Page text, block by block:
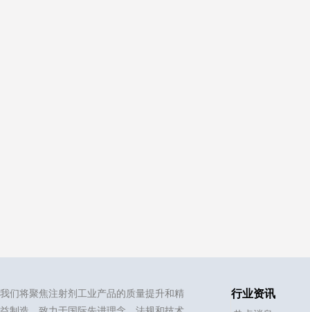
我们将聚焦注射剂工业产品的质量提升和精
行业资讯